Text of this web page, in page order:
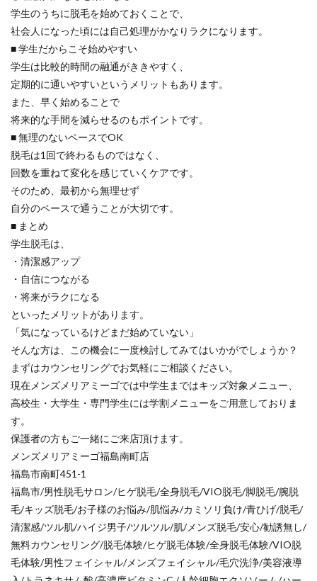
学生のうちに脱毛を始めておくことで、
社会人になった頃には自己処理がかなりラクになります。
■ 学生だからこそ始めやすい
学生は比較的時間の融通がききやすく、
定期的に通いやすいというメリットもあります。
また、早く始めることで
将来的な手間を減らせるのもポイントです。
■ 無理のないペースでOK
脱毛は1回で終わるものではなく、
回数を重ねて変化を感じていくケアです。
そのため、最初から無理せず
自分のペースで通うことが大切です。
■ まとめ
学生脱毛は、
・清潔感アップ
・自信につながる
・将来がラクになる
といったメリットがあります。
「気になっているけどまだ始めていない」
そんな方は、この機会に一度検討してみてはいかがでしょうか？
まずはカウンセリングでお気軽にご相談ください。
現在メンズメリアミーゴでは中学生まではキッズ対象メニュー、
高校生・大学生・専門学生には学割メニューをご用意しておりま
す。
保護者の方もご一緒にご来店頂けます。
メンズメリアミーゴ福島南町店
福島市南町451-1
福島市/男性脱毛サロン/ヒゲ脱毛/全身脱毛/VIO脱毛/脚脱毛/腕脱
毛/キッズ脱毛/お子様のお悩み/肌悩み/カミソリ負け/青ひげ/脱毛/
清潔感/ツル肌/ハイジ男子/ツルツル/肌/メンズ脱毛/安心/勧誘無し/
無料カウンセリング/脱毛体験/ヒゲ脱毛体験/全身脱毛体験/VIO脱
毛体験/男性フェイシャル/メンズフェイシャル/毛穴洗浄/美容液導